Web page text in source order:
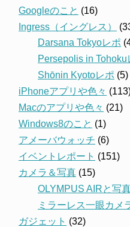
Googleのこと (16)
Ingress（イングレス）
Darsana Tokyoレポ
Persepolis in Tohoku
Shōnin Kyotoレポ (5)
iPhoneアプリや色々
Macのアプリや色々 (21)
Windows8のこと (1)
アメーバウォッチ (6)
イベントレポート (151)
カメラ＆写真 (15)
OLYMPUS AIRと写
ミラーレス一眼カメ
ガジェット (32)